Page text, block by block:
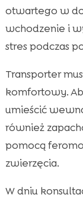
otwartego w
wchodzenie i
stres podczas
Transporter
komfortowy.
umieścić
również
pomocą
zwierzęcia.
W dniu